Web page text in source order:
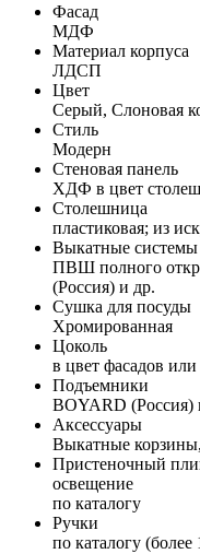
Фасад
МДФ
Материал корпуса
ЛДСП
Цвет
Серый, Слоновая
Стиль
Модерн
Стеновая панель
ХДФ в цвет
Столешница
пластиковая; из
Выкатные системы
ПВШ полного
(Россия) и др.
Сушка для посуды
Хромированная
Цоколь
в цвет фасадов или
Подъемники
BOYARD (Россия)
Аксессуары
Выкатные
Пристеночный
освещение
по каталогу
Ручки
по каталогу (более